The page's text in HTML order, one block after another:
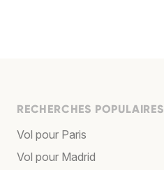
RECHERCHES POPULAIRES
Vol pour Paris
Vol pour Madrid